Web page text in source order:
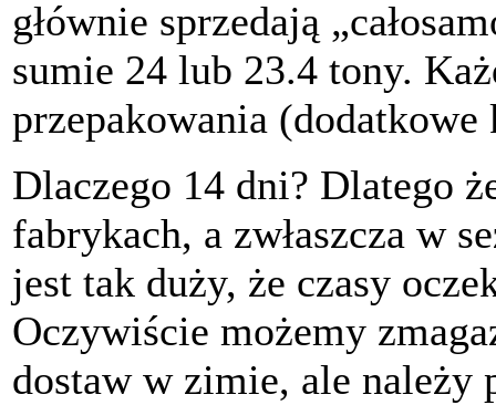
głównie sprzedają
sumie 24 lub 23.4 tony.
przepakowania (dodatkowe
Dlaczego 14 dni? Dlatego
fabrykach, a zwłaszcza w
jest tak duży, że czasy
Oczywiście możemy
dostaw w zimie, ale należy